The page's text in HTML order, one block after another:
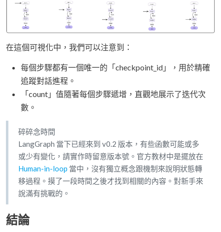
在這個可視化中，我們可以注意到：
每個步驟都有一個唯一的「checkpoint_id」，用於精確
追蹤對話進程。
「count」值隨著每個步驟遞增，直觀地展示了迭代次
數。
碎碎念時間
LangGraph 當下已經來到 v0.2 版本，有些函數可能或多
或少有變化，請實作時留意版本號。官方教材中是擺放在
Human-in-loop 當中，沒有獨立概念跟機制來說明狀態轉
移過程。摸了一段時間之後才找到相關的內容。對新手來
說滿有挑戰的。
結論